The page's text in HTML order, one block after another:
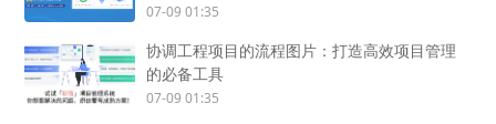
07-09 01:35
协调工程项目的流程图片：打造高效项目管理
的必备工具
07-09 01:35